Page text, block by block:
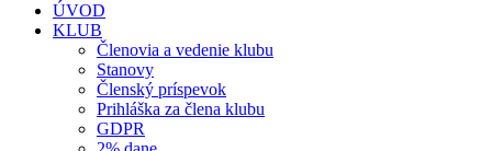
ÚVOD
KLUB
Členovia a vedenie klubu
Stanovy
Členský príspevok
Prihláška za člena klubu
GDPR